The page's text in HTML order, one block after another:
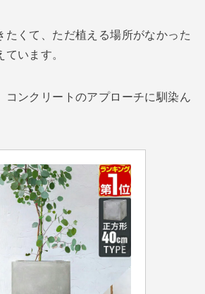
たくて、ただ植える場所がなかった
います。
コンクリートのアプローチに馴染ん